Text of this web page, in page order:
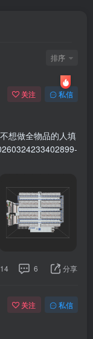
排序
关注 私信
想做全物品的人填
14 6 分享
关注 私信